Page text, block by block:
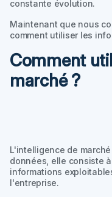
constante évolution.
Maintenant que nous
comment utiliser les
Comment
marché ?
L'intelligence de
données, elle consiste
informations
l'entreprise.